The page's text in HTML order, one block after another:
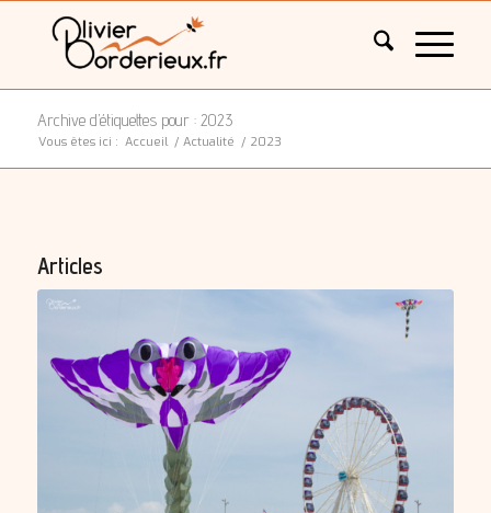
Archive d’étiquettes pour : 2023
Vous êtes ici : Accueil / Actualité / 2023
Articles